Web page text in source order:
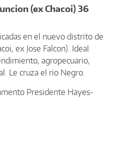
(ex Chacoi) 36
en el nuevo distrito de
ex Jose Falcon). Ideal
agropecuario,
Le cruza el rio Negro.
Presidente Hayes-